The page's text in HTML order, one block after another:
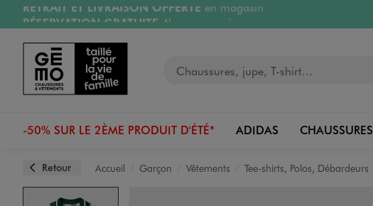
Aller au contenu principal
Aller à la navigation
RÉSERVATION GRATUITE4h en magasin
Retours OFFERTSpendant 30 jours
LIVRAISON OFFERTE
-50% SUR LE 2ÈME PRODUIT D'ÉTÉ* ADIDAS CHAUSSURES
Retour Accueil Garçon Vêtements Tee-shirts, Polos, Débardeurs